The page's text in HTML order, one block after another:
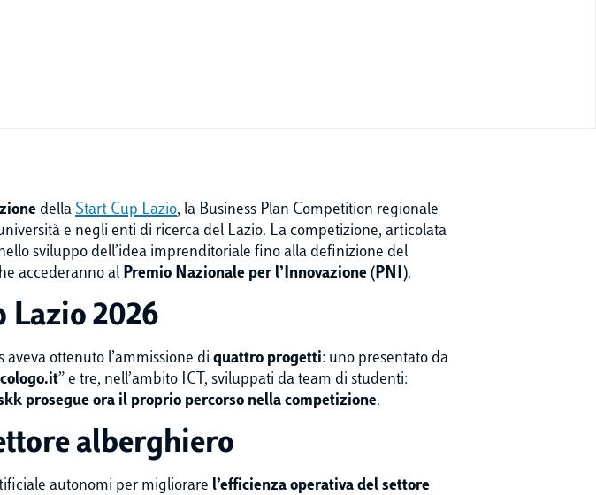
della Start Cup Lazio, la Business Plan Competition regionale
e negli enti di ricerca del Lazio. La competizione, articolata
sviluppo dell’idea imprenditoriale fino alla definizione del
accederanno al Premio Nazionale per l’Innovazione (PNI).
Lazio 2026
aveva ottenuto l’ammissione di quattro progetti: uno presentato da
” e tre, nell’ambito ICT, sviluppati da team di studenti:
prosegue ora il proprio percorso nella competizione.
alberghiero
autonomi per migliorare l’efficienza operativa del settore